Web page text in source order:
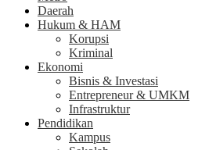
Daerah
Hukum & HAM
Korupsi
Kriminal
Ekonomi
Bisnis & Investasi
Entrepreneur & UMKM
Infrastruktur
Pendidikan
Kampus